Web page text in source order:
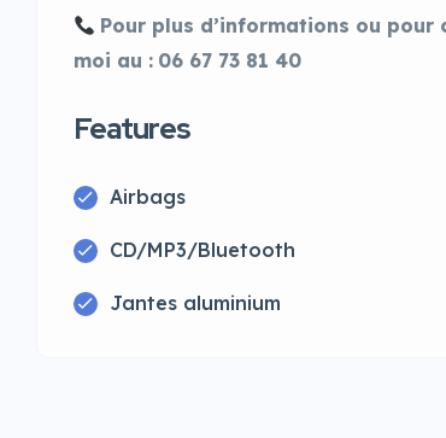
Pour plus d’informations ou pour
moi au : 06 67 73 81 40
Features
Airbags
CD/MP3/Bluetooth
Jantes aluminium